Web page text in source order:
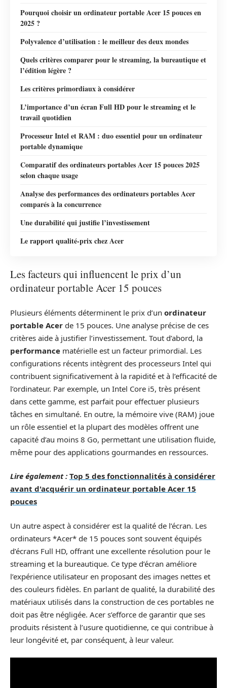
Pourquoi choisir un ordinateur portable Acer 15 pouces en
2025 ?
Polyvalence d’utilisation : le meilleur des deux mondes
Quels critères comparer pour le streaming, la bureautique et
l’édition légère ?
Les critères primordiaux à considérer
L’importance d’un écran Full HD pour le streaming et le
travail quotidien
Processeur Intel et RAM : duo essentiel pour un ordinateur
portable dynamique
Comparatif des ordinateurs portables Acer 15 pouces 2025
selon chaque usage
Analyse des performances des ordinateurs portables Acer
comparés à la concurrence
Une durabilité qui justifie l’investissement
Le rapport qualité-prix chez Acer
Les facteurs qui influencent le prix d’un
ordinateur portable Acer 15 pouces
Plusieurs éléments déterminent le prix d’un ordinateur
portable Acer de 15 pouces. Une analyse précise de ces
critères aide à justifier l’investissement. Tout d’abord, la
performance matérielle est un facteur primordial. Les
configurations récents intègrent des processeurs Intel qui
contribuent significativement à la rapidité et à l’efficacité de
l’ordinateur. Par exemple, un Intel Core i5, très présent
dans cette gamme, est parfait pour effectuer plusieurs
tâches en simultané. En outre, la mémoire vive (RAM) joue
un rôle essentiel et la plupart des modèles offrent une
capacité d’au moins 8 Go, permettant une utilisation fluide,
même pour des applications gourmandes en ressources.
Lire également : Top 5 des fonctionnalités à considérer
avant d'acquérir un ordinateur portable Acer 15
pouces
Un autre aspect à considérer est la qualité de l’écran. Les
ordinateurs *Acer* de 15 pouces sont souvent équipés
d’écrans Full HD, offrant une excellente résolution pour le
streaming et la bureautique. Ce type d’écran améliore
l’expérience utilisateur en proposant des images nettes et
des couleurs fidèles. En parlant de qualité, la durabilité des
matériaux utilisés dans la construction de ces portables ne
doit pas être négligée. Acer s’efforce de garantir que ses
produits résistent à l’usure quotidienne, ce qui contribue à
leur longévité et, par conséquent, à leur valeur.